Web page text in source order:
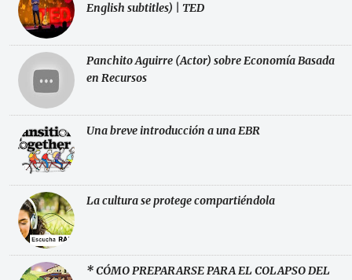
English subtitles) | TED
Panchito Aguirre (Actor) sobre Economía Basada
en Recursos
Una breve introducción a una EBR
La cultura se protege compartiéndola
* CÓMO PREPARARSE PARA EL COLAPSO DEL